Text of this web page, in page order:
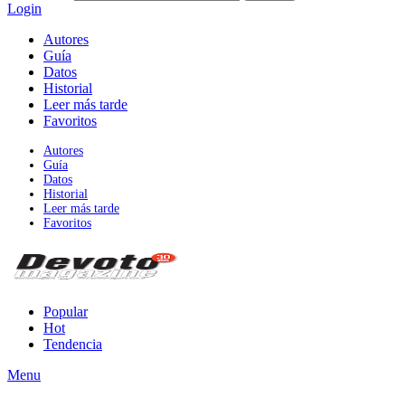
Login
Autores
Guía
Datos
Historial
Leer más tarde
Favoritos
Autores
Guía
Datos
Historial
Leer más tarde
Favoritos
Popular
Hot
Tendencia
Menu